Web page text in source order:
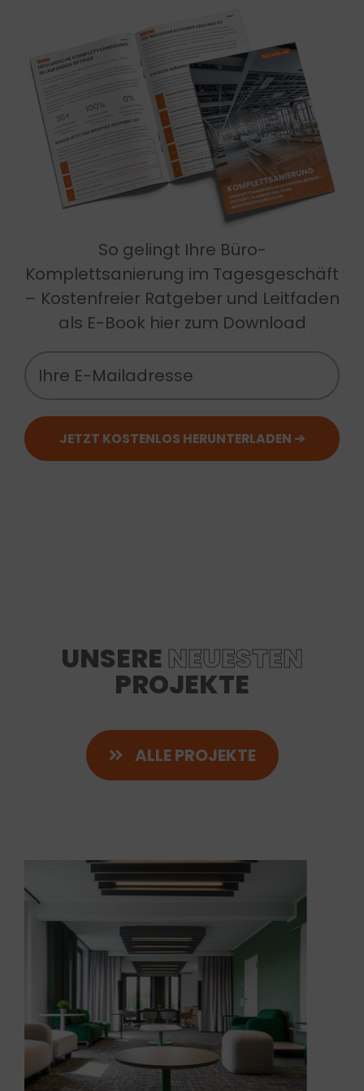
So gelingt Ihre Büro-
Komplettsanierung im Tagesgeschäft
– Kostenfreier Ratgeber und Leitfaden
als E-Book hier zum Download
UNSERE NEUESTEN
PROJEKTE
ALLE PROJEKTE